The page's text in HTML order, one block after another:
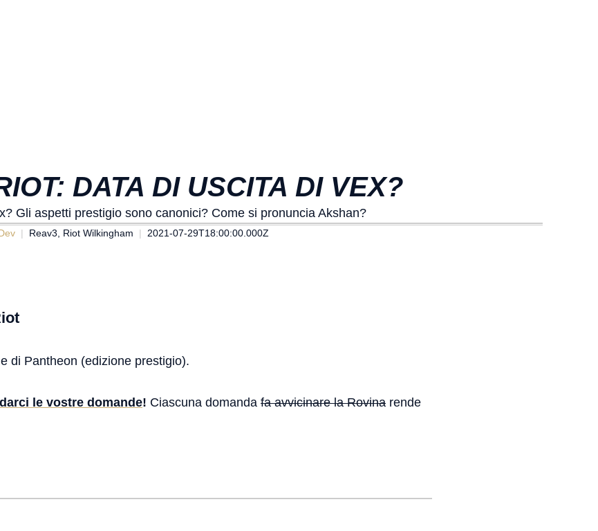
DATA DI USCITA DI VEX?
Gli aspetti prestigio sono canonici? Come si pronuncia Akshan?
Reav3, Riot Wilkingham 2021-07-29T18:00:00.000Z
di Pantheon (edizione prestigio).
le vostre domande! Ciascuna domanda fa avvicinare la Rovina rende